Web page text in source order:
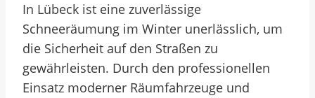
In Lübeck ist eine zuverlässige
Schneeräumung im Winter unerlässlich, um
die Sicherheit auf den Straßen zu
gewährleisten. Durch den professionellen
Einsatz moderner Räumfahrzeuge und